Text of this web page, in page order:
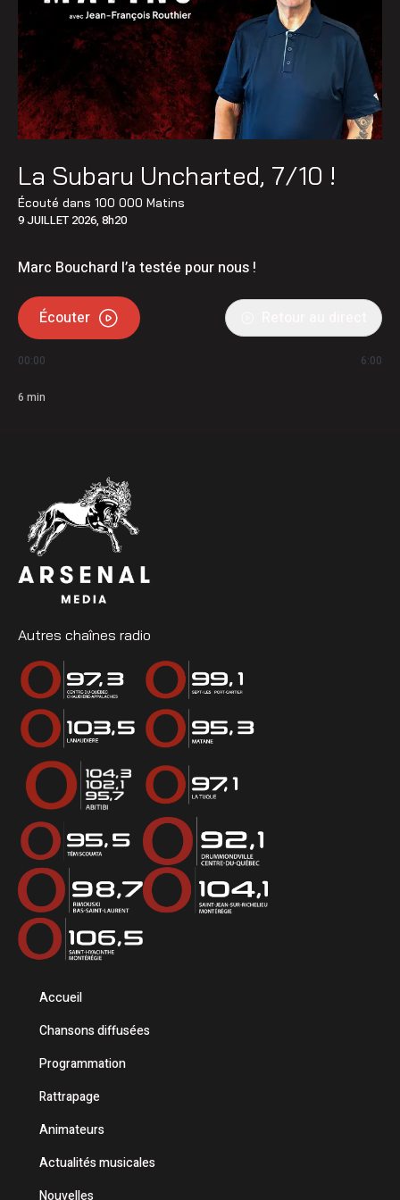
La Subaru Uncharted, 7/10 !
Écouté dans 100 000 Matins
9 JUILLET 2026, 8h20
Marc Bouchard l’a testée pour nous !
Écouter
00:00 6:00
6 min
Autres chaînes radio
Accueil
Chansons diffusées
Programmation
Rattrapage
Animateurs
Actualités musicales
Nouvelles